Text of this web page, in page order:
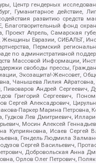
Центр гендерных
действие,
развитию
Благотворительный фонд
Проект Апрель, Самарская
Евразии, СИБАЛЬТ,
Пермский
административной
Массовой Информации,
свободы прессы,
Экозащита!-Женсовет,
Чанышева Лилия Айратовна,
Андрей Сергеевич,
Григорий Сергеевич,
Сергей Алексадрович,
Паркер Марина
Лев Дмитриевич,
Мосин Алексей
Куприяновна, Исаев
Гендель Людмила
Сергей Васильевич,
Добровольская Анна
Орлов Олег Петрович,